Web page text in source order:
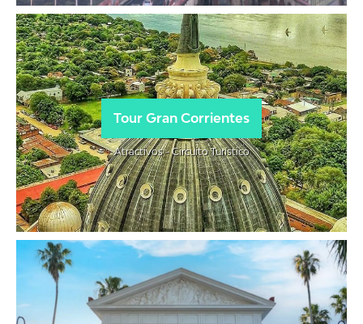
Tour Gran Corrientes
Atractivos - Circuito Turístico